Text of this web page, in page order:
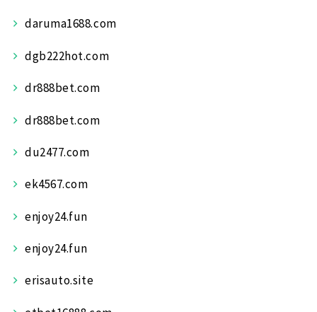
daruma1688.com
dgb222hot.com
dr888bet.com
dr888bet.com
du2477.com
ek4567.com
enjoy24.fun
enjoy24.fun
erisauto.site